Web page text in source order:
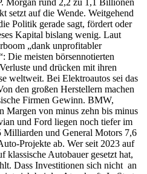
setzt auf die Wende. Weitgehend
Politik gerade sagt, fördert oder
Kapital bislang wenig. Laut
„dank unprofitabler
Die meisten börsennotierten
und drücken mit ihren
weltweit. Bei Elektroautos sei das
den großen Herstellern machen
Firmen Gewinn. BMW,
Margen von minus zehn bis minus
und Ford liegen noch tiefer im
Milliarden und General Motors 7,6
Projekte ab. Wer seit 2023 auf
klassische Autobauer gesetzt hat,
Dass Investitionen sich nicht an